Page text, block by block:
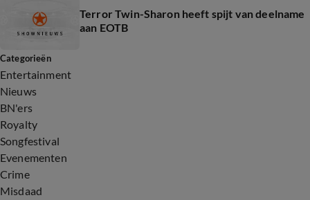
Terror Twin-Sharon heeft spijt van deelname
aan EOTB
Categorieën
Entertainment
Nieuws
BN'ers
Royalty
Songfestival
Evenementen
Crime
Misdaad